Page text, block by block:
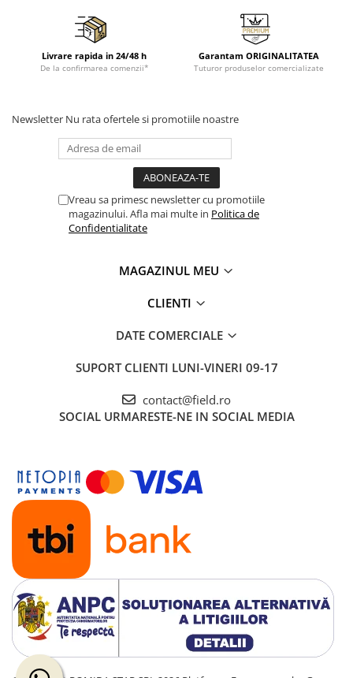
Livrare rapida in 24/48 h
De la confirmarea comenzii*
Garantam ORIGINALITATEA
Tuturor produselor comercializate
Newsletter Nu rata ofertele si promotiile noastre
Vreau sa primesc newsletter cu promotiile
magazinului. Afla mai multe in Politica de
Confidentialitate
MAGAZINUL MEU
CLIENTI
DATE COMERCIALE
SUPORT CLIENTI LUNI-VINERI 09-17
contact@field.ro
SOCIAL URMARESTE-NE IN SOCIAL MEDIA